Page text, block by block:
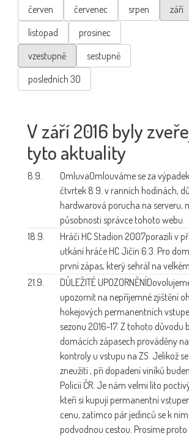
červen
červenec srpen září
listopad
prosinec
vzestupně
sestupně
posledních 30
V září 2016 byly
tyto aktuality
8.9. OmluvaOmlouváme se za
čtvrtek 8.9. v ranních hodinách,
hardwarová porucha na serveru,
působnosti správce tohoto webu.
18.9.
Hráči HC Stadion 2007porazili v
utkání hráče HC Jičín 6:3. Pro
první zápas, který sehrál na
21.9.
DŮLEŽITÉ UPOZORNĚNÍ
upozornit na nepříjemné zjištění
hokejových permanentních
sezonu 2016-17. Z tohoto důvodu
domácích zápasech prováděny
kontroly u vstupu na ZS. Jelikož
zneužití , při dopadení viníků
Policii ČR. Je nám velmi líto
kteří si kupují permanentní
cenu, zatímco pár jedinců se k
podvodnou cestou. Prosíme proto